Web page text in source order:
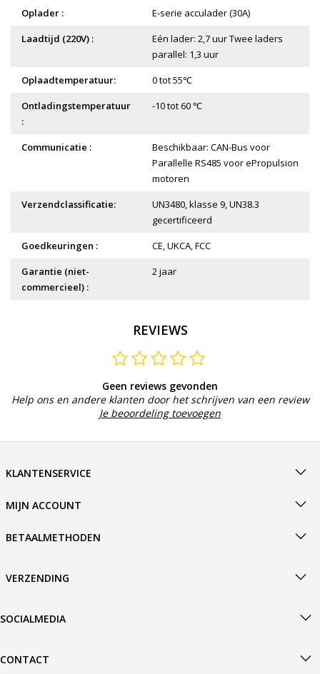
Oplader :
E-serie acculader (30A)
Laadtijd (220V) :
Eén lader: 2,7 uur Twee laders
parallel: 1,3 uur
Oplaadtemperatuur:
0 tot 55℃
Ontladingstemperatuur
:
-10 tot 60 ℃
Communicatie :
Beschikbaar: CAN-Bus voor
Parallelle RS485 voor ePropulsion
motoren
Verzendclassificatie:
UN3480, klasse 9, UN38.3
gecertificeerd
Goedkeuringen :
CE, UKCA, FCC
Garantie (niet-
commercieel) :
2 jaar
REVIEWS
Geen reviews gevonden
Help ons en andere klanten door het schrijven van een review
Je beoordeling toevoegen
KLANTENSERVICE
MIJN ACCOUNT
BETAALMETHODEN
VERZENDING
SOCIALMEDIA
CONTACT